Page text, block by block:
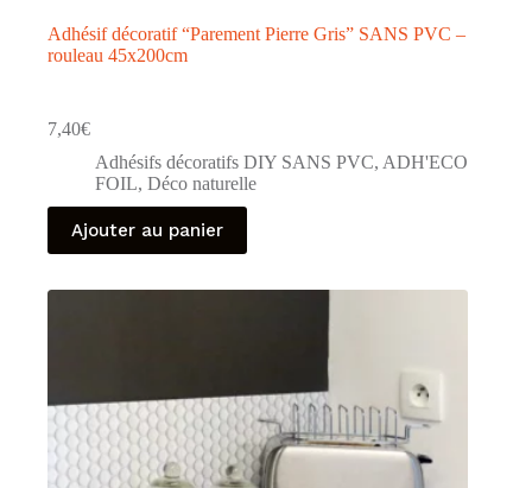
Adhésif décoratif “Parement Pierre Gris” SANS PVC –
rouleau 45x200cm
7,40€
Adhésifs décoratifs DIY SANS PVC, ADH'ECO
FOIL, Déco naturelle
Ajouter au panier